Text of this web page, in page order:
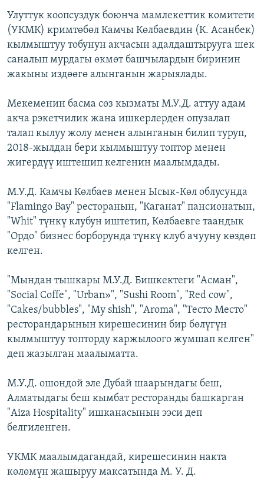
Улуттук коопсуздук боюнча мамлекеттик комитети
(УКМК) кримтөбөл Камчы Көлбаевдин (К. Асанбек)
кылмыштуу тобунун акчасын адалдаштырууга шек
саналып мурдагы өкмөт башчылардын биринин
жакыны издөөгө алынганын жарыялады.
Мекеменин басма сөз кызматы М.У.Д. аттуу адам
акча рэкетчилик жана ишкерлерден опузалап
талап кылуу жолу менен алынганын билип туруп,
2018-жылдан бери кылмыштуу топтор менен
жигердүү иштешип келгенин маалымдады.
М.У.Д. Камчы Көлбаев менен Ысык-Көл облусунда
"Flamingo Bay" ресторанын, "Каганат" пансионатын,
"Whit" түнкү клубун иштетип, Көлбаевге таандык
"Ордо" бизнес борборунда түнкү клуб ачууну көздөп
келген.
"Мындан тышкары М.У.Д. Бишкектеги "Асман",
"Social Coffe", "Urban»", "Sushi Room", "Red cow",
"Cakes/bubbles", "My shish", "Aroma", "Тесто Место"
ресторандарынын кирешесинин бир бөлүгүн
кылмыштуу топторду каржылоого жумшап келген"
деп жазылган маалыматта.
М.У.Д. ошондой эле Дубай шаарындагы беш,
Алматыдагы беш кымбат ресторанды башкарган
"Aiza Hospitality" ишканасынын ээси деп
белгиленген.
УКМК маалымдагандай, кирешесинин накта
көлөмүн жашыруу максатында М. У. Д.